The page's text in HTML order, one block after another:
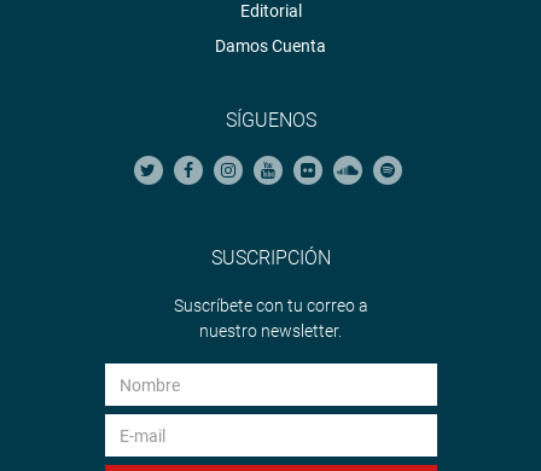
Editorial
Damos Cuenta
SÍGUENOS
SUSCRIPCIÓN
Suscríbete con tu correo a
nuestro newsletter.